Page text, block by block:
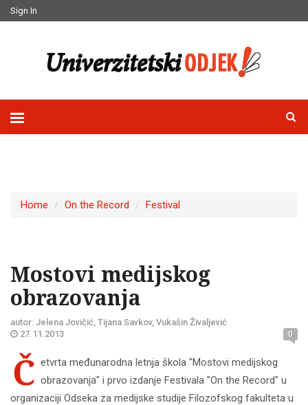
Sign In
Home On the Record Festival
Mostovi medijskog
obrazovanja
autor: Jelena Jovičić, Tijana Savkov, Vukašin Živaljević
27.11.2013
0
Č etvrta međunarodna letnja škola "Mostovi medijskog
obrazovanja" i prvo izdanje Festivala "On the Record" u
organizaciji Odseka za medijske studije Filozofskog fakulteta u